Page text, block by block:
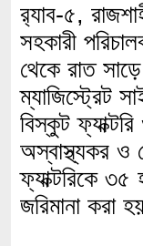
র‌্যাব-৫,
সহকারী
থেকে রাত সাড়ে
ম্যাজিস্ট্রেট
বিস্কুট
অস্বাস্থ্যকর ও
ফ্যাক্টরিকে
জরিমানা করা